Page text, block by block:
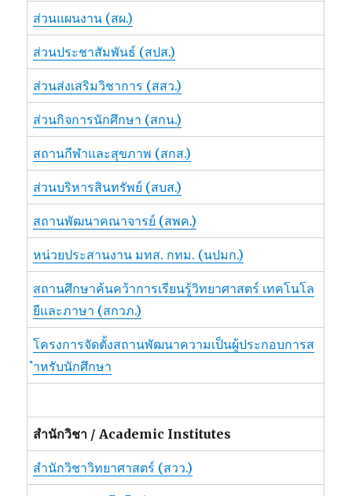
ส่วนแผนงาน (สผ.)
ส่วนประชาสัมพันธ์ (สปส.)
ส่วนส่งเสริมวิชาการ (สสว.)
ส่วนกิจการนักศึกษา (สกน.)
สถานกีฬาและสุขภาพ (สกส.)
ส่วนบริหารสินทรัพย์ (สบส.)
สถานพัฒนาคณาจารย์ (สพค.)
หน่วยประสานงาน มทส. กทม. (นปมก.)
สถานศึกษาค้นคว้าการเรียนรู้วิทยาศาสตร์ เทคโนโล
ยีและภาษา (สกวภ.)
โครงการจัดตั้งสถานพัฒนาความเป็นผู้ประกอบการส
ำหรับนักศึกษา
สำนักวิชา / Academic Institutes
สำนักวิชาวิทยาศาสตร์ (สวว.)